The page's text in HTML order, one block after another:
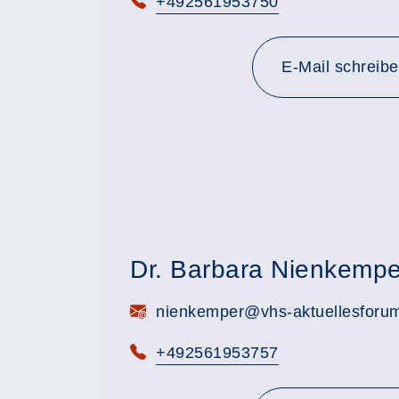
E-Mail
Dr. Barbara
E-Mail:nienkemper@vhs-
Telefon:
+492561953757